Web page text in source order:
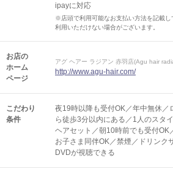
ipayに対応
※店頭で利用可能なお支払い方法を記載
利用いただけない場合がございます。
お店の
ホーム
ページ
アグ ヘアー ラジアン 赤羽店(Agu hair
http://www.agu-hair.com/
こだわり
条件
夜19時以降も受付OK／年中無休／
ら徒歩3分以内にある／1人のスタ
ヘアセット／朝10時前でも受付OK
お子さま同伴OK／禁煙／ドリンク
DVDが視聴できる